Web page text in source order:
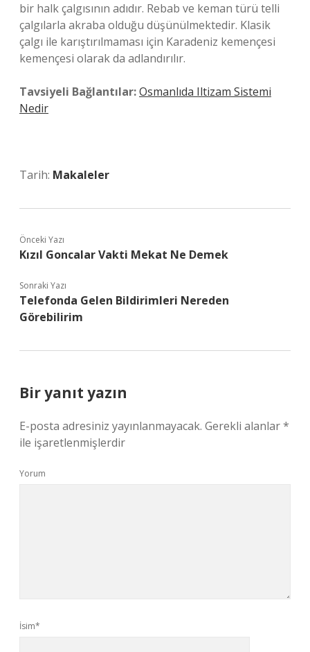
bir halk çalgısının adıdır. Rebab ve keman türü telli
çalgılarla akraba olduğu düşünülmektedir. Klasik
çalgı ile karıştırılmaması için Karadeniz kemençesi
kemençesi olarak da adlandırılır.
Tavsiyeli Bağlantılar:Osmanlıda Iltizam Sistemi
Nedir
Tarih: Makaleler
Önceki Yazı
Kızıl Goncalar Vakti Mekat Ne Demek
Sonraki Yazı
Telefonda Gelen Bildirimleri Nereden
Görebilirim
Bir yanıt yazın
E-posta adresiniz yayınlanmayacak. Gerekli alanlar*
ile işaretlenmişlerdir
Yorum
İsim*